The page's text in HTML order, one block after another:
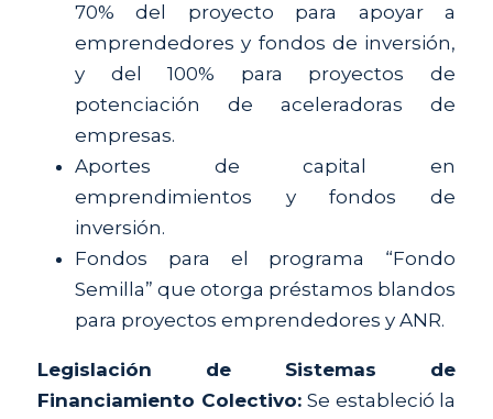
70% del proyecto para apoyar a
emprendedores y fondos de inversión,
y del 100% para proyectos de
potenciación de aceleradoras de
empresas.
Aportes de capital en
emprendimientos y fondos de
inversión.
Fondos para el programa “Fondo
Semilla” que otorga préstamos blandos
para proyectos emprendedores y ANR.
Legislación de Sistemas de
Financiamiento Colectivo: Se estableció la